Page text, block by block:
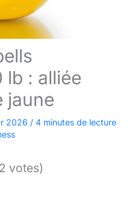
lb : alliée
jaune
2026 / 4 minutes de lecture
votes)